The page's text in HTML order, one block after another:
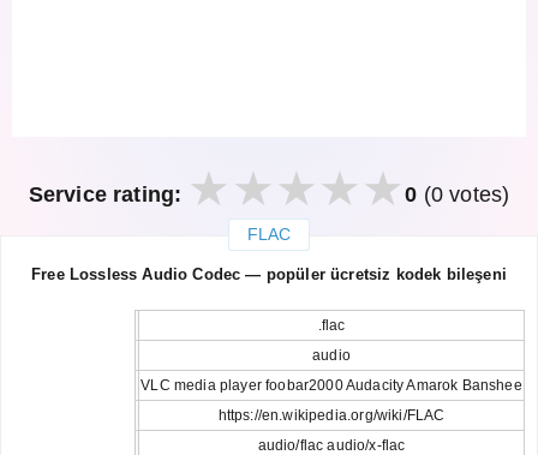
Service rating: 0 (0 votes)
FLAC
Free Lossless Audio Codec — popüler ücretsiz kodek bileşeni
.flac
audio
VLC media player foobar2000 Audacity Amarok Banshee
https://en.wikipedia.org/wiki/FLAC
audio/flac audio/x-flac